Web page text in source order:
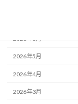
2026年6月
2026年5月
2026年4月
2026年3月